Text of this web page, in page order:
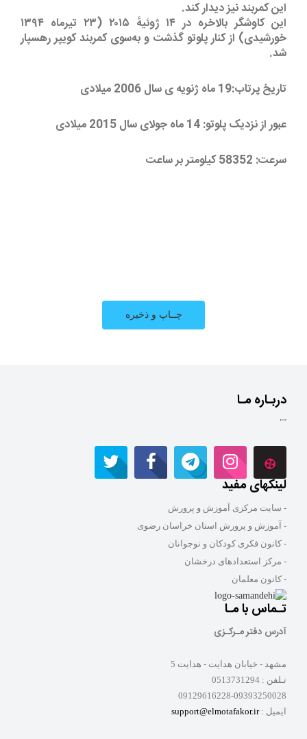
این کمربند نیز دیدار کند.
این کاوشگر بالاخره در ۱۴ ژوئیهٔ ۲۰۱۵ (۲۳ تیرماه ۱۳۹۴
خورشیدی) از کنار پلوتو گذشت و به‌سوی کمربند کویپر رهسپار
شد.
تاریخ پرتاب:19 ماه ژنویه ی سال 2006 میلادی
عبور از نزدیک پلوتو: 14 ماه جولای سال 2015 میلادی
سرعت: 58352 کیلومتر بر ساعت
دربـاره مـا
""
لینکهای مفید
- سایت مرکزی آموزش و پرورش
- آموزش و پرورش استان خراسان رضوی
- کانون فکری کودکان و نوجوانان
- مرکز استعدادهای درخشان
- کانون معلمان
تـماس با مـا
آدرس دفتر مـرکـزی
مشهد - خیابان هدایت - هدایت 5
تـلفن : 0513731294
09129616228-09393250028
ایمیل :support@elmotafakor.ir